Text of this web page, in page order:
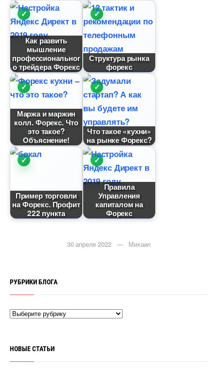
Как развить
мышление
профессионально
о трейдера Форекс
Структура рынка
форекс
Маржа и маржин
колл. Форекс. Что
это такое?
Объяснение!
Что такое «кухни»
на рынке Форекс?
Пример торговли
на Форекс. Профит
222 пункта
Правила
Управления
капиталом на
Форекс
30 апреля 2022 — Михаил
РУБРИКИ БЛОГА
НОВЫЕ СТАТЬИ